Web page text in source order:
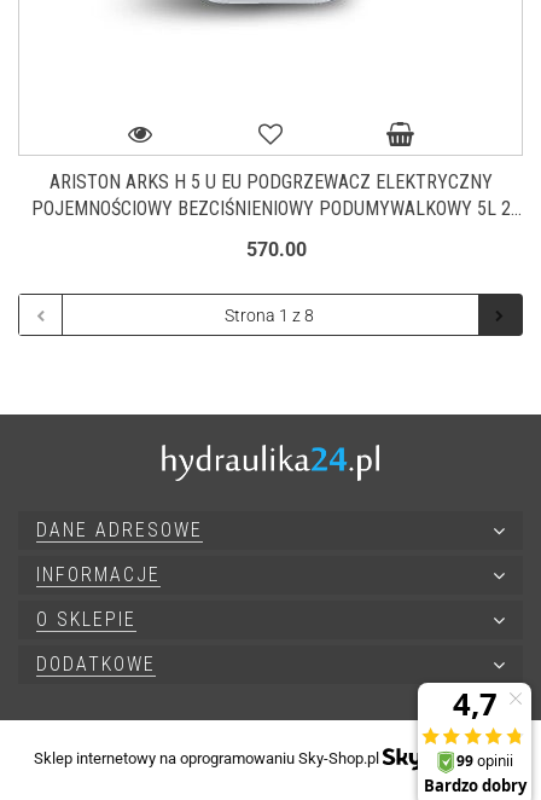
ARISTON ARKS H 5 U EU PODGRZEWACZ ELEKTRYCZNY
POJEMNOŚCIOWY BEZCIŚNIENIOWY PODUMYWALKOWY 5L 2
570.00
DANE ADRESOWE
INFORMACJE
O SKLEPIE
DODATKOWE
Sklep internetowy na oprogramowaniu Sky-Shop.pl